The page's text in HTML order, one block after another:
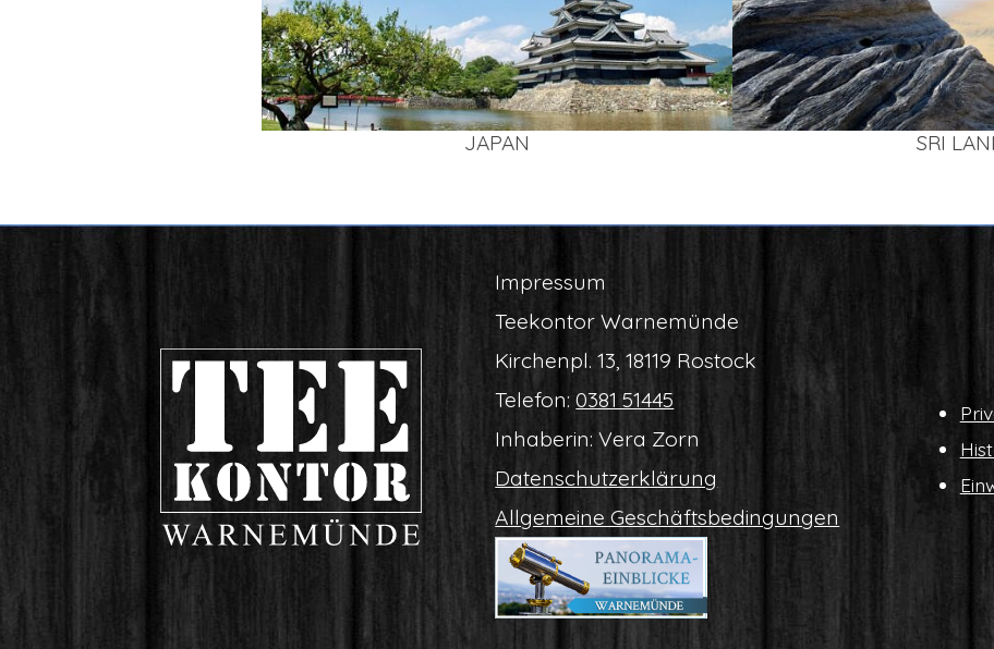
JAPAN SRI
Impres­sum
Tee­kon­tor Warnemünde
Kir­chen­pl. 13, 18119 Rostock
Tele­fon:0381 51445
Inha­be­rin: Vera Zorn
Daten­schutz­er­klä­rung
All­ge­mei­ne Geschäftsbedingungen